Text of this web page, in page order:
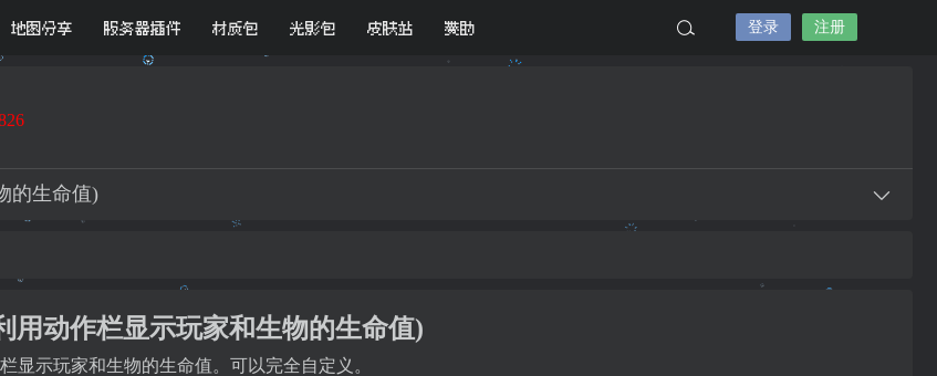
地图分享 服务器插件 材质包 光影包 皮肤站 赞助 登录 注册
的生命值)
用动作栏显示玩家和生物的生命值)
显示玩家和生物的生命值。可以完全自定义。